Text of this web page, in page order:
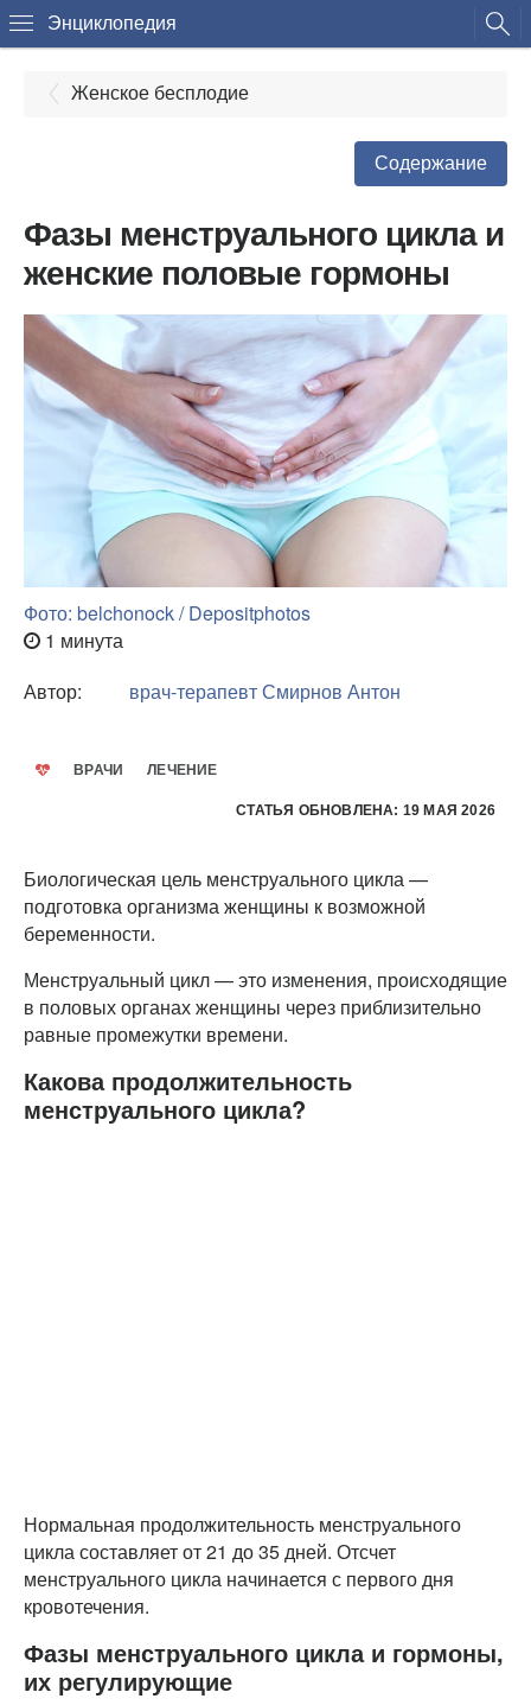
Энциклопедия
Женское бесплодие
Содержание
Фазы менструального цикла и
женские половые гормоны
Фото: belchonock / Depositphotos
1 минута
Автор:
врач-терапевтСмирнов Антон
ВРАЧИ ЛЕЧЕНИЕ
СТАТЬЯ ОБНОВЛЕНА: 19 МАЯ 2026
Биологическая цель менструального цикла —
подготовка организма женщины к возможной
беременности.
Менструальный цикл — это изменения, происходящие
в половых органах женщины через приблизительно
равные промежутки времени.
Какова продолжительность
менструального цикла?
Нормальная продолжительность менструального
цикла составляет от 21 до 35 дней. Отсчет
менструального цикла начинается с первого дня
кровотечения.
Фазы менструального цикла и гормоны,
их регулирующие